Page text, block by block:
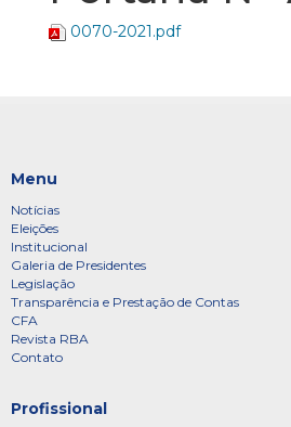
0070-2021.pdf
Menu
Notícias
Eleições
Institucional
Galeria de Presidentes
Legislação
Transparência e Prestação de Contas
CFA
Revista RBA
Contato
Profissional